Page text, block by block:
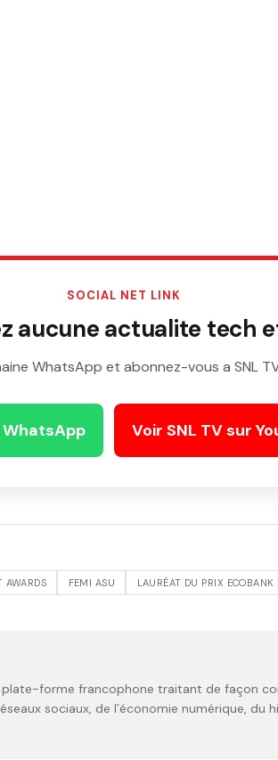
SOCIAL NET LINK
aucune actualite tech
WhatsApp et abonnez-vous a SNL
WhatsApp Voir SNL TV sur
AWARDS FEMI ASU LAURÉAT DU PRIX
plate-forme francophone traitant de façon
sociaux, de l’économie numérique, du